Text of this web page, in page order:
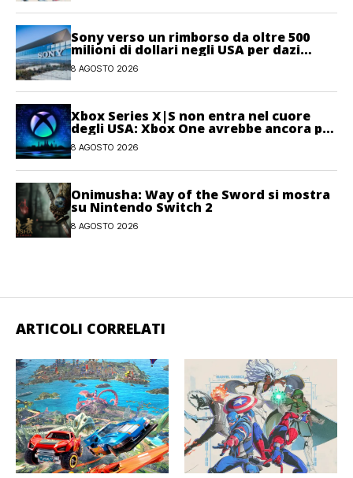
Sony verso un rimborso da oltre 500
milioni di dollari negli USA per dazi
illegittimi
8 AGOSTO 2026
Xbox Series X|S non entra nel cuore
degli USA: Xbox One avrebbe ancora più
giocatori attivi
8 AGOSTO 2026
Onimusha: Way of the Sword si mostra
su Nintendo Switch 2
8 AGOSTO 2026
ARTICOLI CORRELATI